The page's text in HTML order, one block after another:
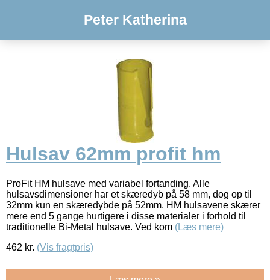
Peter Katherina
Hulsav 62mm profit hm
ProFit HM hulsave med variabel fortanding. Alle
hulsavsdimensioner har et skæredyb på 58 mm, dog op til
32mm kun en skæredybde på 52mm. HM hulsavene skærer
mere end 5 gange hurtigere i disse materialer i forhold til
traditionelle Bi-Metal hulsave. Ved kom (Læs mere)
462 kr. (Vis fragtpris)